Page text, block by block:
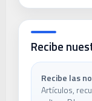
Recibe
Recibe las
Artículos,